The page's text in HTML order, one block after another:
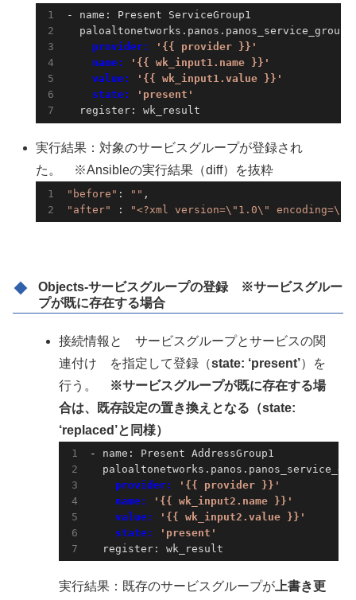
- name: Present ServiceGroup1
    provider:
'{{ provider }}'
    name:
'{{ wk_input1.name }}'
    value:
'{{ wk_input1.value }}'
    state:
'present'
  register: wk_result
実行結果：対象のサービスグループが登録され
た。 ※Ansibleの実行結果（diff）を抜粋
"before" : ""
"after"
: "<?xml version=\"1.0\"
Objects-サービスグループの登録 ※サービスグルー
プが既に存在する場合
接続情報と サービスグループとサービスの関
連付け を指定して登録（state: ‘present’）を
行う。 ※サービスグループが既に存在する場
合は、既存設定の置き換えとなる（state:
‘replaced’と同様）
- name: Present AddressGroup1
    provider:
'{{ provider }}'
    name:
'{{ wk_input2.name }}'
    value:
'{{ wk_input2.value }}'
    state:
'present'
  register: wk_result
実行結果：既存のサービスグループが 上書き更